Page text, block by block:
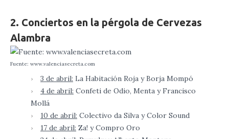
2. Conciertos en la pérgola de Cervezas
Alambra
Fuente: www.valenciasecreta.com
3 de abril: La Habitación Roja y Borja Mompó
4 de abril: Confeti de Odio, Menta y Francisco
Mollá
10 de abril: Colectivo da Silva y Color Sound
17 de abril: Za! y Compro Oro